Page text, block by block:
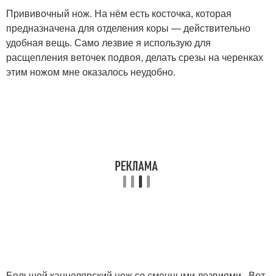
Прививочный нож. На нём есть косточка, которая
предназначена для отделения коры — действительно
удобная вещь. Само лезвие я использую для
расщепления веточек подвоя, делать срезы на черенках
этим ножом мне оказалось неудобно.